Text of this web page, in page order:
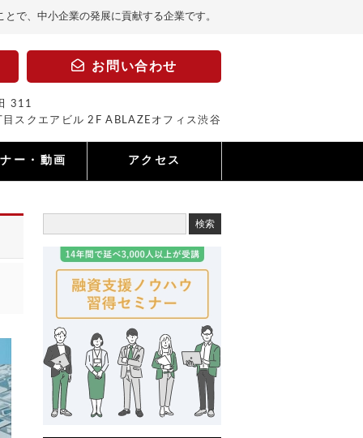
で、中小企業の発展に貢献する企業です。
お問い合わせ
311
スクエアビル 2F ABLAZEオフィス渋谷
ー・動画 アクセス